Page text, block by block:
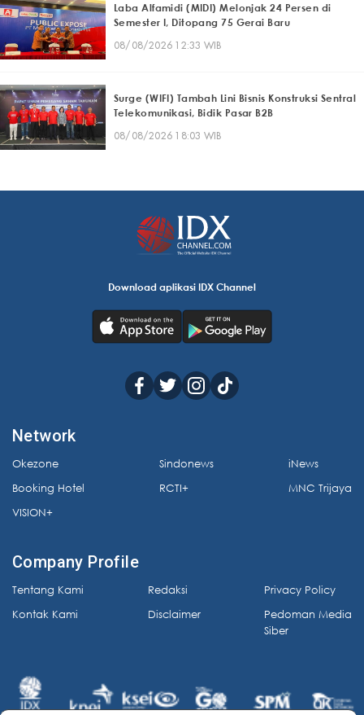
Laba Alfamidi (MIDI) Melonjak 24 Persen di
Semester I, Ditopang 75 Gerai Baru
08/08/2026 12:33 WIB
Surge (WIFI) Tambah Lini Bisnis Konstruksi Sentral
Telekomunikasi, Bidik Pasar B2B
08/08/2026 18:03 WIB
Download aplikasi IDX Channel
Network
Okezone
Booking Hotel
VISION+
Sindonews
RCTI+
iNews
MNC Trijaya
Company Profile
Tentang Kami
Kontak Kami
Redaksi
Disclaimer
Privacy Policy
Pedoman Media
Siber